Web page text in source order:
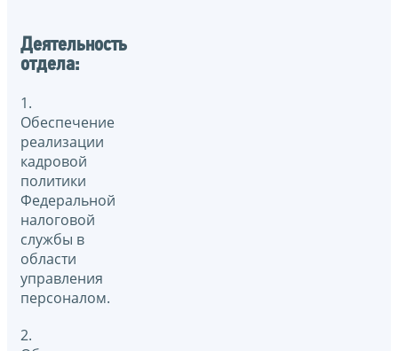
Деятельность
отдела:
1.
Обеспечение
реализации
кадровой
политики
Федеральной
налоговой
службы в
области
управления
персоналом.
2.